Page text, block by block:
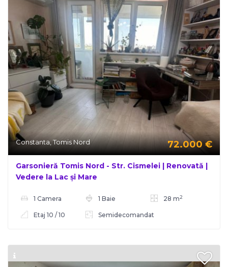
Constanta, Tomis Nord 72.000€
Garsonieră Tomis Nord - Str. Cismelei | Renovată |
Vedere la Lac și Mare
1 Camera 1 Baie 28 m2
Etaj 10 / 10 Semidecomandat